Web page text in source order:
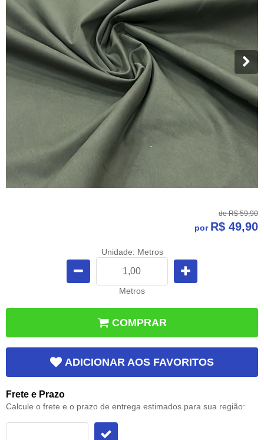
de R$ 59,90
por R$ 49,90
Unidade: Metros
Metros
COMPRAR
ADICIONAR AOS FAVORITOS
Frete e Prazo
Calcule o frete e o prazo de entrega estimados para sua região: